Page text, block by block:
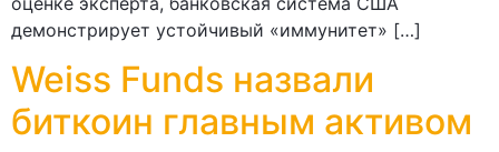
демонстрирует устойчивый «иммунитет» […]
Weiss Funds назвали
биткоин главным активом